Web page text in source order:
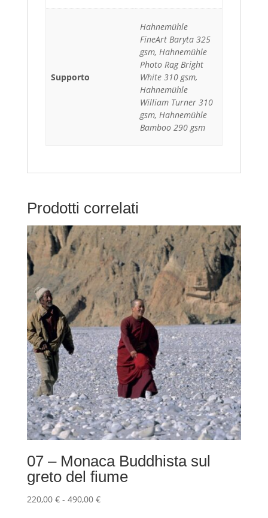
Supporto
Hahnemühle
FineArt Baryta 325
gsm, Hahnemühle
Photo Rag Bright
White 310 gsm,
Hahnemühle
William Turner 310
gsm, Hahnemühle
Bamboo 290 gsm
Prodotti correlati
07 – Monaca Buddhista sul
greto del fiume
220,00 € - 490,00 €Fascia